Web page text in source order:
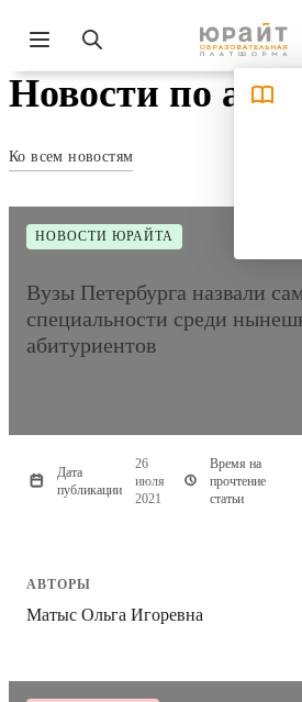
Новости по
Ко всем новостям
НОВОСТИ ЮРАЙТА
Вузы Петербурга назвали
специальности среди
абитуриентов
Дата
публикации
26
июля
2021
Время на
прочтение
статьи
АВТОРЫ
Матыс Ольга Игоревна